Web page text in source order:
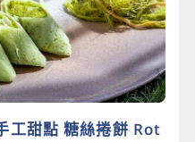
工甜點 糖絲捲餅 Rot